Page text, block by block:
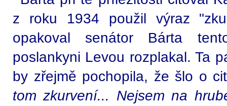
z roku 1934 použil výraz
opakoval senátor Bárta
poslankyni Levou rozplakal. Ta
by zřejmě pochopila, že šlo o
tom zkurvení... Nejsem na